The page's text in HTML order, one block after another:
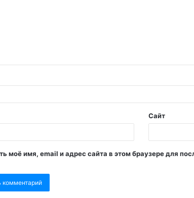
Сайт
моё имя, email и адрес сайта в этом браузере для